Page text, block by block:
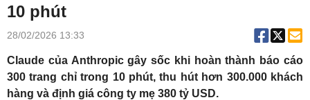
10 phút
28/02/2026 13:33
Claude của Anthropic gây sốc khi hoàn thành báo cáo
300 trang chỉ trong 10 phút, thu hút hơn 300.000 khách
hàng và định giá công ty mẹ 380 tỷ USD.